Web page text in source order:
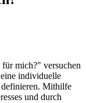
mich?" versuchen
individuelle
Mithilfe
und durch